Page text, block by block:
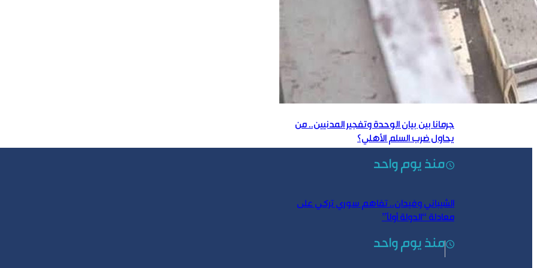
جرمانا بين بيان الوحدة وتفجير المدنيين.. من
يحاول ضرب السلم الأهلي؟
منذ يوم واحد
الشيباني وفيدان.. تفاهم سوري تركي على
معادلة “الدولة أولاً”
منذ يوم واحد